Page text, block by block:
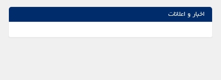
اخبار و اعلانات